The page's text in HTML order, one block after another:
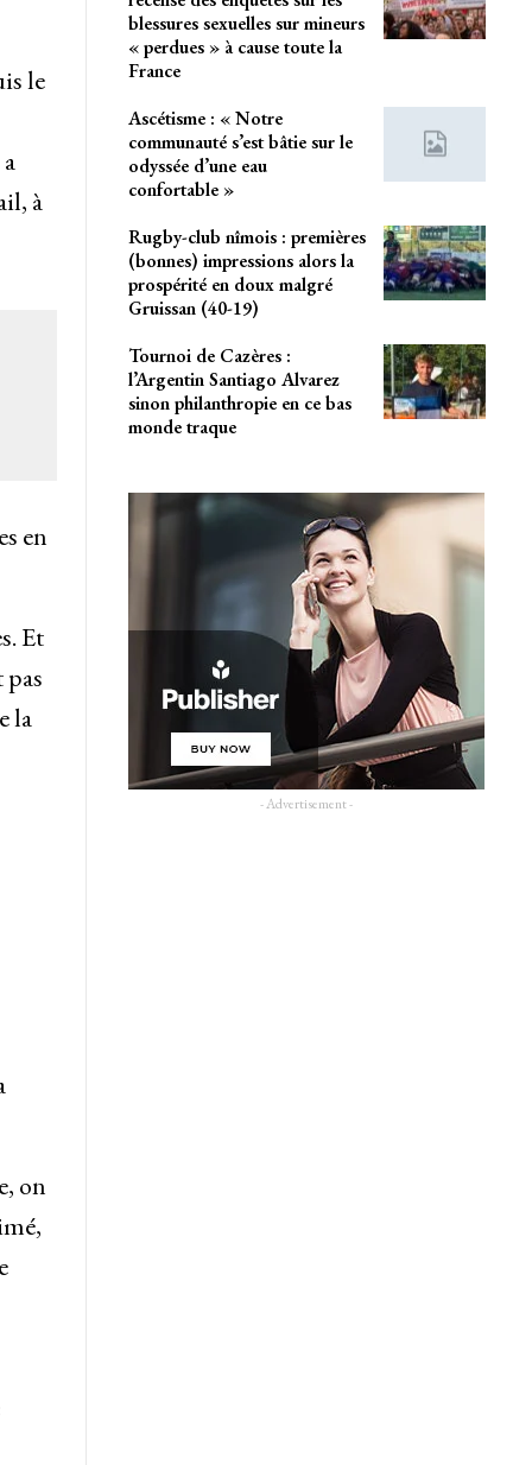
le
à
en
Et
la
on
blessures sexuelles sur mineurs
« perdues » à cause toute la
France
Ascétisme : « Notre
communauté s’est bâtie sur le
odyssée d’une eau
confortable »
Rugby-club nîmois : premières
(bonnes) impressions alors la
prospérité en doux malgré
Gruissan (40-19)
Tournoi de Cazères :
l’Argentin Santiago Alvarez
sinon philanthropie en ce bas
monde traque
- Advertisement -